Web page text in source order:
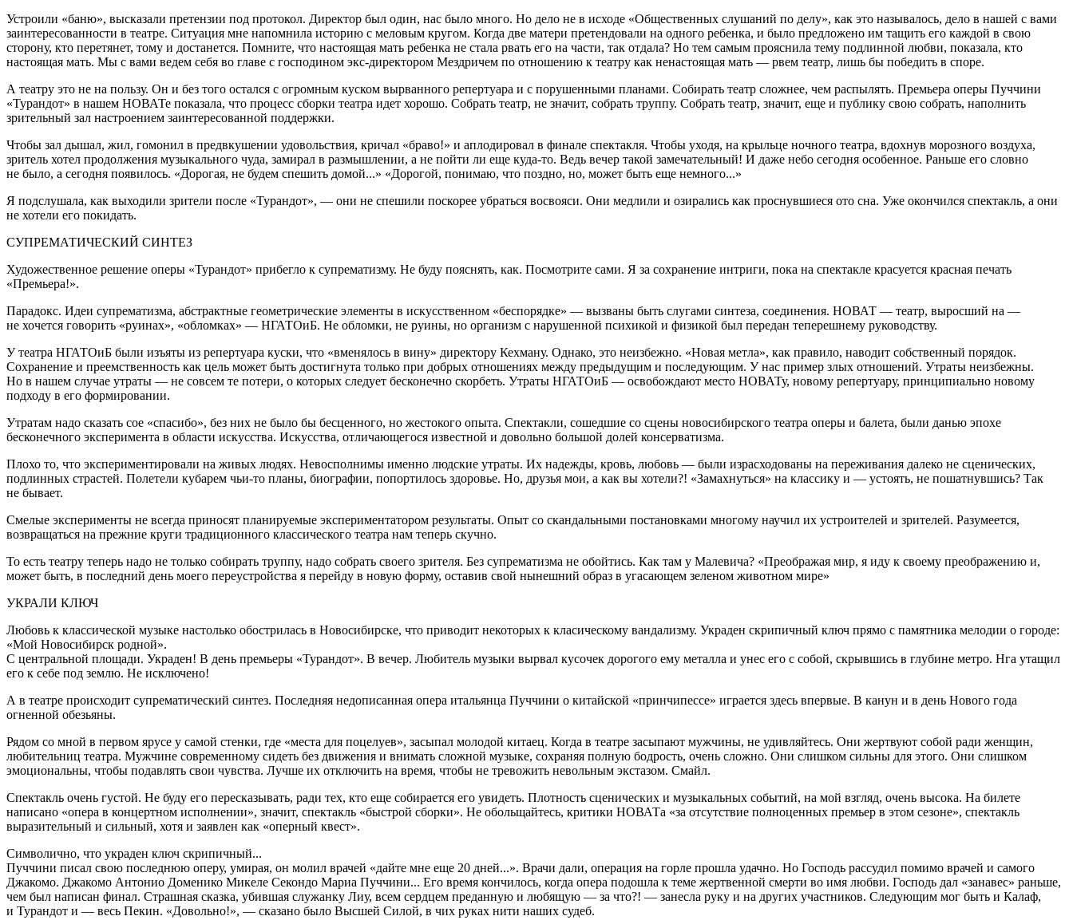
Устроили «баню», высказали претензии под протокол. Директор был один, нас было много. Но дело не в исходе «Общественных слушаний по делу», как это называлось, дело в нашей с вами
заинтересованности в театре. Ситуация мне напомнила историю с меловым кругом. Когда две матери претендовали на одного ребенка, и было предложено им тащить его каждой в свою
сторону, кто перетянет, тому и достанется. Помните, что настоящая мать ребенка не стала рвать его на части, так отдала? Но тем самым прояснила тему подлинной любви, показала, кто
настоящая мать. Мы с вами ведем себя во главе с господином экс-директором Мездричем по отношению к театру как ненастоящая мать — рвем театр, лишь бы победить в споре.
А театру это не на пользу. Он и без того остался с огромным куском вырванного репертуара и с порушенными планами. Собирать театр сложнее, чем распылять. Премьера оперы Пуччини
«Турандот» в нашем НОВАТе показала, что процесс сборки театра идет хорошо. Собрать театр, не значит, собрать труппу. Собрать театр, значит, еще и публику свою собрать, наполнить
зрительный зал настроением заинтересованной поддержки.
Чтобы зал дышал, жил, гомонил в предвкушении удовольствия, кричал «браво!» и аплодировал в финале спектакля. Чтобы уходя, на крыльце ночного театра, вдохнув морозного воздуха,
зритель хотел продолжения музыкального чуда, замирал в размышлении, а не пойти ли еще куда-то. Ведь вечер такой замечательный! И даже небо сегодня особенное. Раньше его словно
не было, а сегодня появилось. «Дорогая, не будем спешить домой...» «Дорогой, понимаю, что поздно, но, может быть еще немного...»
Я подслушала, как выходили зрители после «Турандот», — они не спешили поскорее убраться восвояси. Они медлили и озирались как проснувшиеся ото сна. Уже окончился спектакль, а они
не хотели его покидать.
СУПРЕМАТИЧЕСКИЙ СИНТЕЗ
Художественное решение оперы «Турандот» прибегло к супрематизму. Не буду пояснять, как. Посмотрите сами. Я за сохранение интриги, пока на спектакле красуется красная печать
«Премьера!».
Парадокс. Идеи супрематизма, абстрактные геометрические элементы в искусственном «беспорядке» — вызваны быть слугами синтеза, соединения. НОВАТ — театр, выросший на —
не хочется говорить «руинах», «обломках» — НГАТОиБ. Не обломки, не руины, но организм с нарушенной психикой и физикой был передан теперешнему руководству.
У театра НГАТОиБ были изъяты из репертуара куски, что «вменялось в вину» директору Кехману. Однако, это неизбежно. «Новая метла», как правило, наводит собственный порядок.
Сохранение и преемственность как цель может быть достигнута только при добрых отношениях между предыдущим и последующим. У нас пример злых отношений. Утраты неизбежны.
Но в нашем случае утраты — не совсем те потери, о которых следует бесконечно скорбеть. Утраты НГАТОиБ — освобождают место НОВАТу, новому репертуару, принципиально новому
подходу в его формировании.
Утратам надо сказать сое «спасибо», без них не было бы бесценного, но жестокого опыта. Спектакли, сошедшие со сцены новосибирского театра оперы и балета, были данью эпохе
бесконечного эксперимента в области искусства. Искусства, отличающегося известной и довольно большой долей консерватизма.
Плохо то, что экспериментировали на живых людях. Невосполнимы именно людские утраты. Их надежды, кровь, любовь — были израсходованы на переживания далеко не сценических,
подлинных страстей. Полетели кубарем чьи-то планы, биографии, попортилось здоровье. Но, друзья мои, а как вы хотели?! «Замахнуться» на классику и — устоять, не пошатнувшись? Так
не бывает.
Смелые эксперименты не всегда приносят планируемые экспериментатором результаты. Опыт со скандальными постановками многому научил их устроителей и зрителей. Разумеется,
возвращаться на прежние круги традиционного классического театра нам теперь скучно.
То есть театру теперь надо не только собирать труппу, надо собрать своего зрителя. Без супрематизма не обойтись. Как там у Малевича? «Преображая мир, я иду к своему преображению и,
может быть, в последний день моего переустройства я перейду в новую форму, оставив свой нынешний образ в угасающем зеленом животном мире»
УКРАЛИ КЛЮЧ
Любовь к классической музыке настолько обострилась в Новосибирске, что приводит некоторых к класическому вандализму. Украден скрипичный ключ прямо с памятника мелодии о городе:
«Мой Новосибирск родной».
С центральной площади. Украден! В день премьеры «Турандот». В вечер. Любитель музыки вырвал кусочек дорогого ему металла и унес его с собой, скрывшись в глубине метро. Нга утащил
его к себе под землю. Не исключено!
А в театре происходит супрематический синтез. Последняя недописанная опера итальянца Пуччини о китайской «принчипессе» играется здесь впервые. В канун и в день Нового года
огненной обезьяны.
Рядом со мной в первом ярусе у самой стенки, где «места для поцелуев», засыпал молодой китаец. Когда в театре засыпают мужчины, не удивляйтесь. Они жертвуют собой ради женщин,
любительниц театра. Мужчине современному сидеть без движения и внимать сложной музыке, сохраняя полную бодрость, очень сложно. Они слишком сильны для этого. Они слишком
эмоциональны, чтобы подавлять свои чувства. Лучше их отключить на время, чтобы не тревожить невольным экстазом. Смайл.
Спектакль очень густой. Не буду его пересказывать, ради тех, кто еще собирается его увидеть. Плотность сценических и музыкальных событий, на мой взгляд, очень высока. На билете
написано «опера в концертном исполнении», значит, спектакль «быстрой сборки». Не обольщайтесь, критики НОВАТа «за отсутствие полноценных премьер в этом сезоне», спектакль
выразительный и сильный, хотя и заявлен как «оперный квест».
Символично, что украден ключ скрипичный...
Пуччини писал свою последнюю оперу, умирая, он молил врачей «дайте мне еще 20 дней...». Врачи дали, операция на горле прошла удачно. Но Господь рассудил помимо врачей и самого
Джакомо. Джакомо Антонио Доменико Микеле Секондо Мариа Пуччини... Его время кончилось, когда опера подошла к теме жертвенной смерти во имя любви. Господь дал «занавес» раньше,
чем был написан финал. Страшная сказка, убившая служанку Лиу, всем сердцем преданную и любящую — за что?! — занесла руку и на других участников. Следующим мог быть и Калаф,
и Турандот и — весь Пекин. «Довольно!», — сказано было Высшей Силой, в чих руках нити наших судеб.